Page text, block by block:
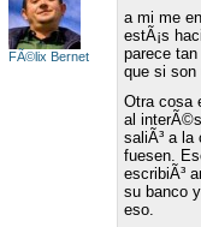
FÃ©lix Bernet
a mi me
estÃ¡s
parece
que si son
Otra cosa
al
saliÃ³ a la
fuesen.
escribiÃ³
su banco
eso.